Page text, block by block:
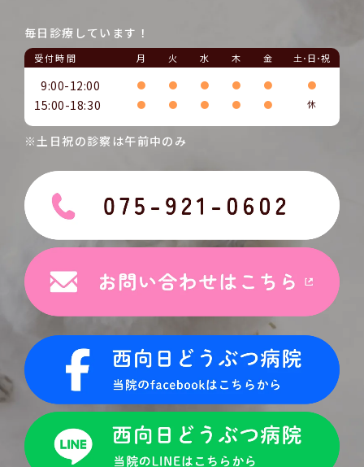
毎日診療しています！
受付時間 月 火 水 木 金 土･日･祝
9:00-12:00 ● ● ● ● ● ●
15:00-18:30 ● ● ● ● ● 休
※土日祝の診察は午前中のみ